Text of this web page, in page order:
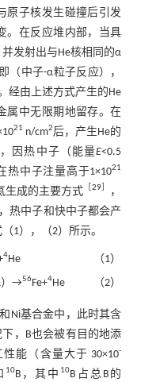
原子核发生碰撞后引发
。在反应堆内部，当具
发射出与He核相同的α
（中子-α粒子反应），
经由上述方式产生的He
属中无限期地留存。在
21 n/cm2后，产生He的
因热中子（能量E<0.5
热中子注量高于1×1021
生成的主要方式 ［29］
，
热中子和快中子都会产
1），（2）所示。
4He （1）
）→56Fe+4He （2）
Ni基合金中，此时其含
，B也会被有目的地添
能（含量大于 30×10-
10B，其中 10B占总B的